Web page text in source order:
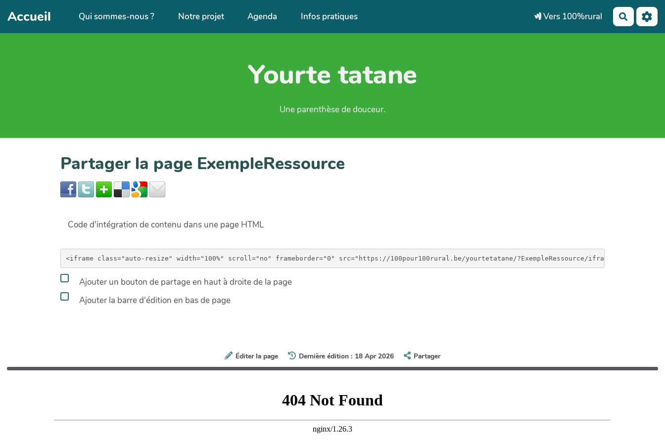
Aller au contenu principal
Accueil Qui sommes-nous ? Notre projet Agenda Infos pratiques Vers 100%rural
Yourte tatane
Une parenthèse de douceur.
Partager la page ExempleRessource
Code d'intégration de contenu dans une page HTML
Ajouter un bouton de partage en haut à droite de la page
Ajouter la barre d'édition en bas de page
Éditer la page Dernière édition : 18 Apr 2026 Partager